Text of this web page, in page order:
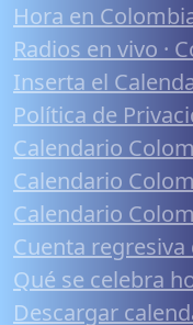
Hora en
Radios en vivo ·
Inserta el
Política de
Calendario
Calendario
Calendario
Cuenta
Qué se celebra
Descargar